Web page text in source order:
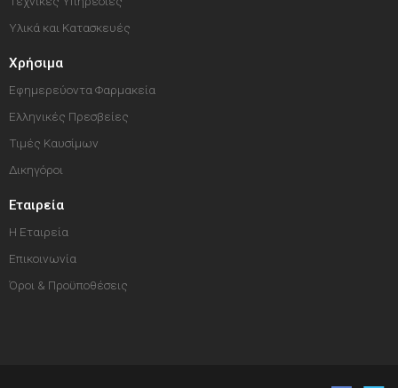
Υλικά και Κατασκευές
Χρήσιμα
Εφημερεύοντα Φαρμακεία
Ελληνικές Πρεσβείες
Τιμές Καυσίμων
Δικηγόροι
Εταιρεία
Η Εταιρεία
Επικοινωνία
Όροι & Προϋποθέσεις